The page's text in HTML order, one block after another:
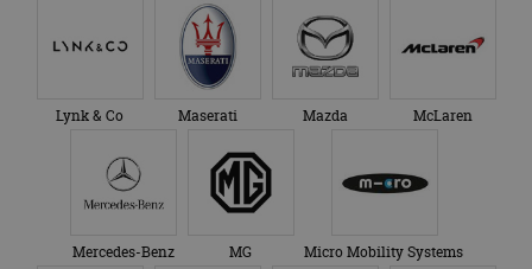
Lynk & Co Maserati Mazda McLaren
Mercedes-Benz MG Micro Mobility Systems